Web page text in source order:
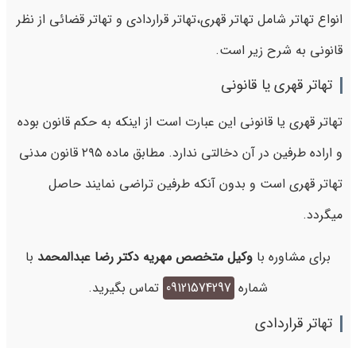
انواع تهاتر شامل تهاتر قهری،تهاتر قراردادی و تهاتر قضائی از نظر
قانونی به شرح زیر است.
تهاتر قهری یا قانونی
تهاتر قهری یا قانونی این عبارت است از اینکه به حکم قانون بوده
و اراده طرفین در آن دخالتی ندارد. مطابق ماده ۲۹۵
قانون مدنی
تهاتر قهری است و بدون آنکه طرفین تراضی نمایند حاصل
میگردد.
برای مشاوره با وکیل متخصص مهریه دکتر رضا عبدالمحمد با
شماره 09121574297 تماس بگیرید.
تهاتر قراردادی